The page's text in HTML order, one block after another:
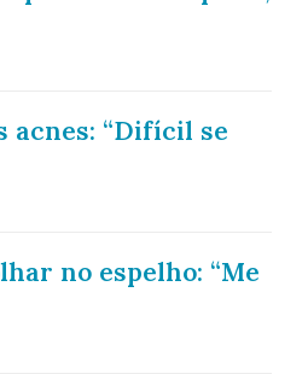
acnes: “Difícil se
no espelho: “Me